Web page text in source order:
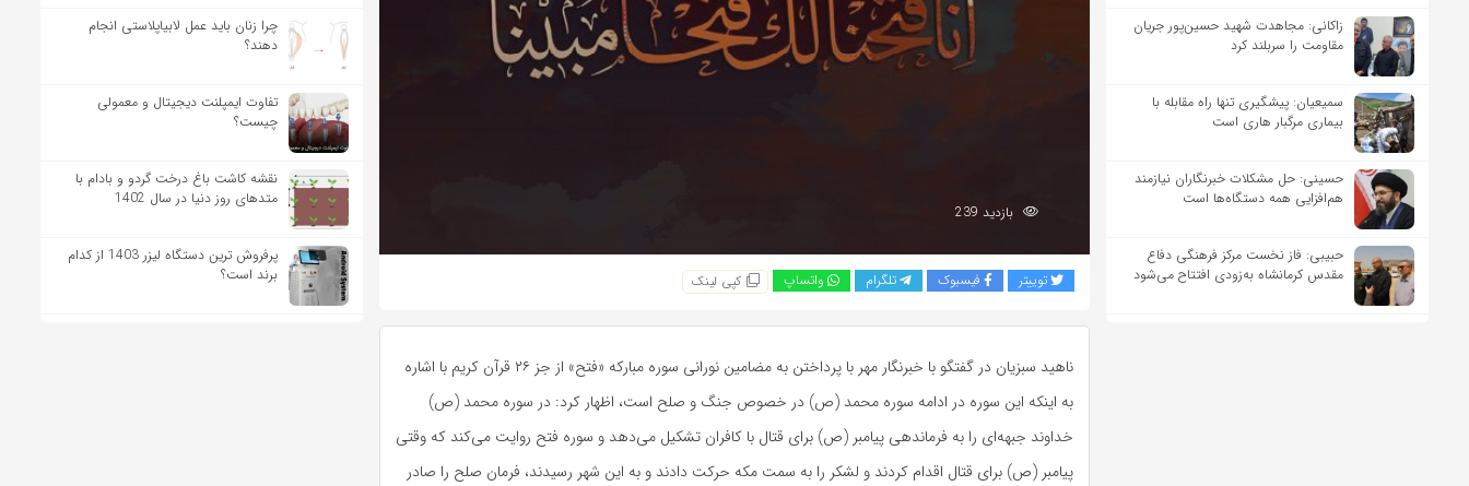
زاکانی: مجاهدت شهید حسین‌پور جریان
مقاومت را سربلند کرد
سمیعیان: پیشگیری تنها راه مقابله با
بیماری مرگبار هاری است
حسینی: حل مشکلات خبرنگاران نیازمند
هم‌افزایی همه دستگاه‌ها است
حبیبی: فاز نخست مرکز فرهنگی دفاع
مقدس کرمانشاه به‌زودی افتتاح می‌شود
بازدید 239
توییتر فیسبوک تلگرام واتساپ کپی لینک
ناهید سبزیان در گفتگو با خبرنگار مهر با پرداختن به مضامین نورانی سوره مبارکه «فتح» از جز ۲۶ قرآن کریم با اشاره
به اینکه این سوره در ادامه سوره محمد (ص) در خصوص جنگ و صلح است، اظهار کرد: در سوره محمد (ص)
خداوند جبهه‌ای را به فرماندهی پیامبر (ص) برای قتال با کافران تشکیل می‌دهد و سوره فتح روایت می‌کند که وقتی
پیامبر (ص) برای قتال اقدام کردند و لشکر را به سمت مکه حرکت دادند و به این شهر رسیدند، فرمان صلح را صادر
چرا زنان باید عمل لابیاپلاستی انجام
دهند؟
تفاوت ایمپلنت دیجیتال و معمولی
چیست؟
نقشه کاشت باغ درخت گردو و بادام با
متدهای روز دنیا در سال 1402
پرفروش ترین دستگاه لیزر 1403 از کدام
برند است؟